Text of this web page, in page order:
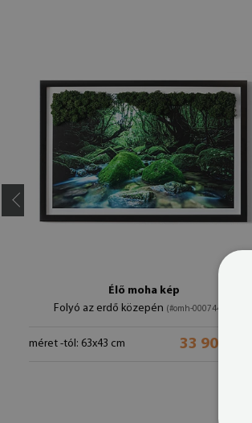
Élő moha kép
Folyó az erdő közepén (#omh-00074474)
méret -tól: 63x43 cm 33 900 HUF